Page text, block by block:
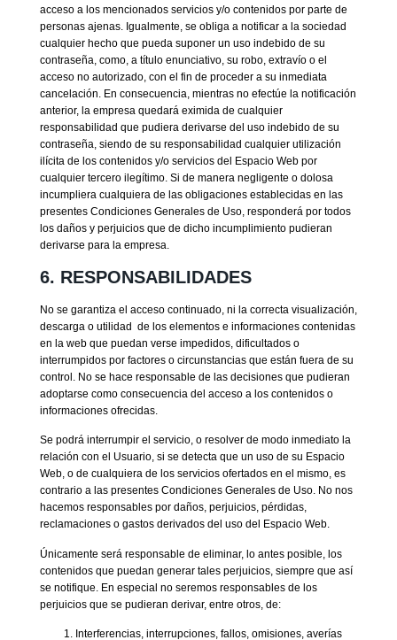
acceso a los mencionados servicios y/o contenidos por parte de
personas ajenas. Igualmente, se obliga a notificar a la sociedad
cualquier hecho que pueda suponer un uso indebido de su
contraseña, como, a título enunciativo, su robo, extravío o el
acceso no autorizado, con el fin de proceder a su inmediata
cancelación. En consecuencia, mientras no efectúe la notificación
anterior, la empresa quedará eximida de cualquier
responsabilidad que pudiera derivarse del uso indebido de su
contraseña, siendo de su responsabilidad cualquier utilización
ilícita de los contenidos y/o servicios del Espacio Web por
cualquier tercero ilegítimo. Si de manera negligente o dolosa
incumpliera cualquiera de las obligaciones establecidas en las
presentes Condiciones Generales de Uso, responderá por todos
los daños y perjuicios que de dicho incumplimiento pudieran
derivarse para la empresa.
6. RESPONSABILIDADES
No se garantiza el acceso continuado, ni la correcta visualización,
descarga o utilidad de los elementos e informaciones contenidas
en la web que puedan verse impedidos, dificultados o
interrumpidos por factores o circunstancias que están fuera de su
control. No se hace responsable de las decisiones que pudieran
adoptarse como consecuencia del acceso a los contenidos o
informaciones ofrecidas.
Se podrá interrumpir el servicio, o resolver de modo inmediato la
relación con el Usuario, si se detecta que un uso de su Espacio
Web, o de cualquiera de los servicios ofertados en el mismo, es
contrario a las presentes Condiciones Generales de Uso. No nos
hacemos responsables por daños, perjuicios, pérdidas,
reclamaciones o gastos derivados del uso del Espacio Web.
Únicamente será responsable de eliminar, lo antes posible, los
contenidos que puedan generar tales perjuicios, siempre que así
se notifique. En especial no seremos responsables de los
perjuicios que se pudieran derivar, entre otros, de:
Interferencias, interrupciones, fallos, omisiones, averías